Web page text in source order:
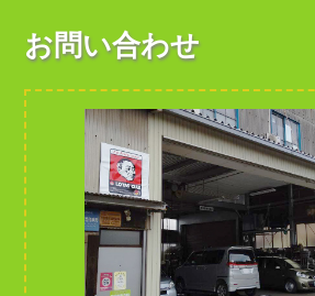
お問い合わせ